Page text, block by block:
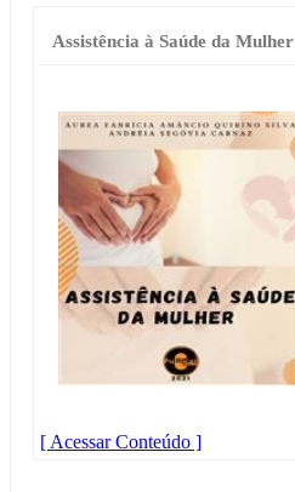
Assistência à Saúde da Mulher
[ Acessar Conteúdo ]